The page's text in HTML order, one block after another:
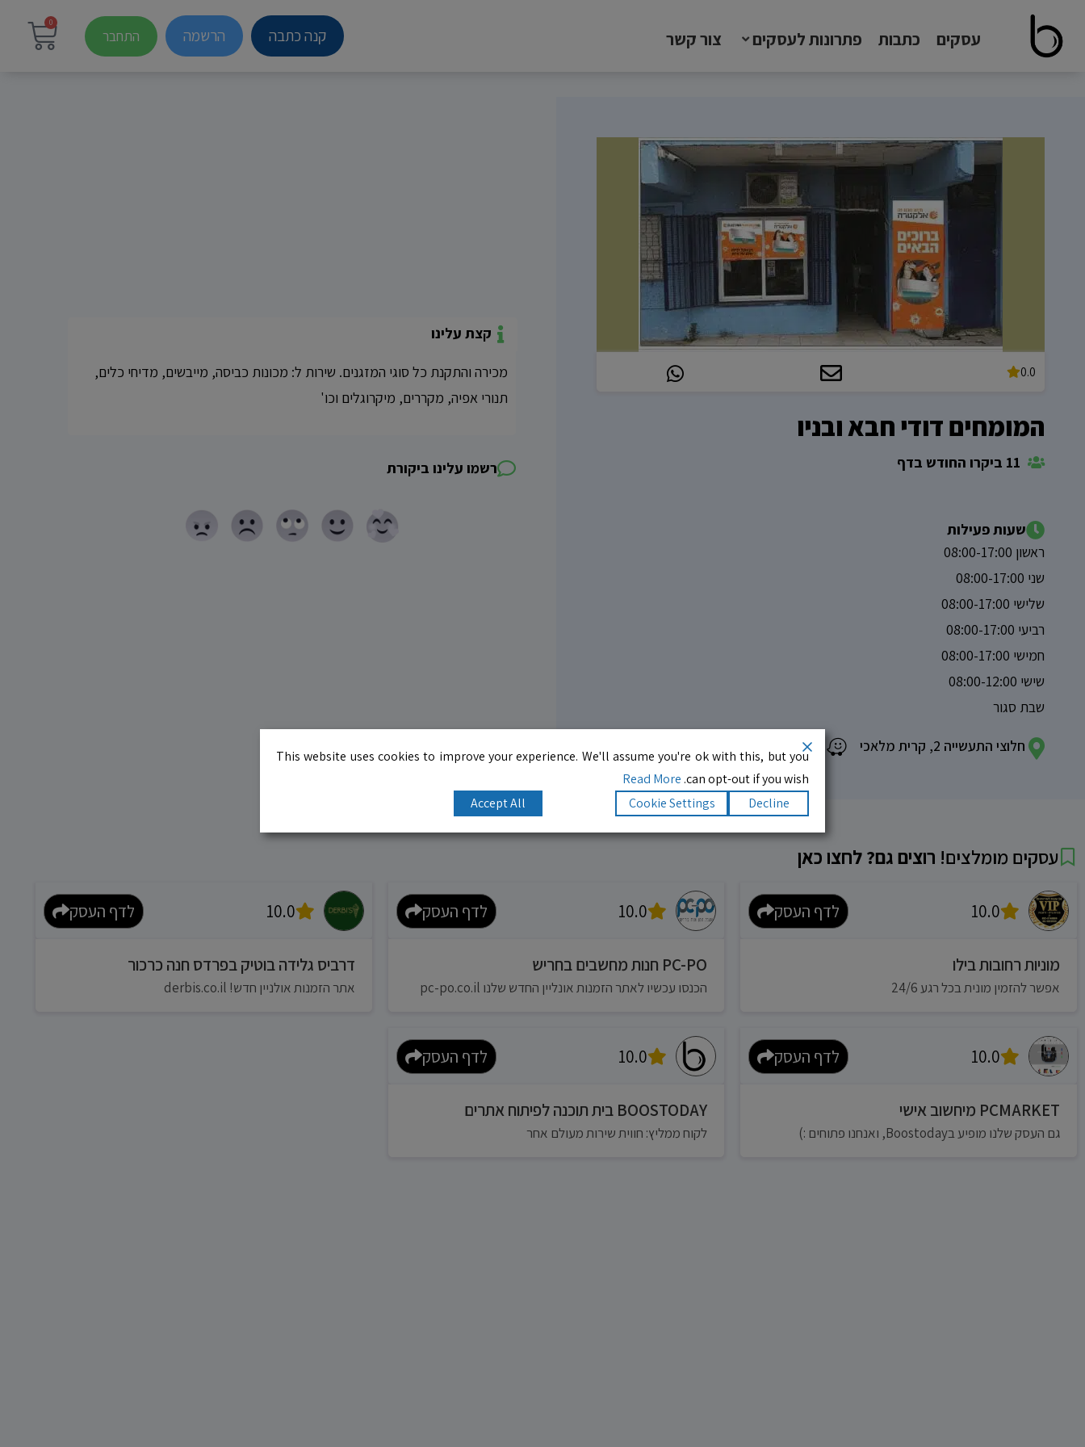
עסקים כתבות פתרונות לעסקים צור קשר קנה כתבה הרשמה התחבר
0
0.0
המומחים דודי חבא ובניו
שעות פעילות
ראשון 08:00-17:00
שני 08:00-17:00
שלישי 08:00-17:00
רביעי 08:00-17:00
חמישי 08:00-17:00
שישי 08:00-12:00
שבת סגור
חלוצי התעשייה 2, קרית מלאכי
קצת עלינו
מכירה והתקנת כל סוגי המזגנים. שירות ל: מכונות כביסה, מייבשים, מדיחי כלים,
תנורי אפיה, מקררים, מיקרוגלים וכו'
רשמו עלינו ביקורת
עסקים מומלצים! רוצים גם? לחצו כאן
10.0 לדף העסק
מוניות רחובות בילו
אפשר להזמין מונית בכל רגע 24/6
10.0 לדף העסק
PC-PO חנות מחשבים בחריש
הכנסו עכשיו לאתר הזמנות אונליין החדש שלנו pc-po.co.il
10.0 לדף העסק
דרביס גלידה בוטיק בפרדס חנה כרכור
אתר הזמנות אולניין חדש! derbis.co.il
10.0 לדף העסק
PCMARKET מיחשוב אישי
גם העסק שלנו מופיע בBoostoday, ואנחנו פתוחים :)
10.0 לדף העסק
BOOSTODAY בית תוכנה לפיתוח אתרים
לקוח ממליץ: חווית שירות מעולם אחר
This website uses cookies to improve your experience. We'll assume you're ok with this, but you
can opt-out if you wish.
Read More
Decline
Cookie Settings
Accept All